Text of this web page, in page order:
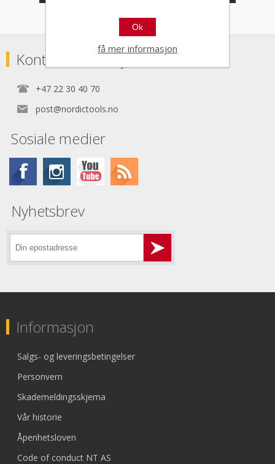
Kontaktinformasjon
+47 22 30 40 70
post@nordictools.no
Sosiale medier
Nyhetsbrev
Informasjon
Salgs- og leveringsbetingelser
Personvern
Skademeldingsskjema
Vår historie
Åpenhetsloven
Code of conduct NT AS
Ok
få mer informasjon